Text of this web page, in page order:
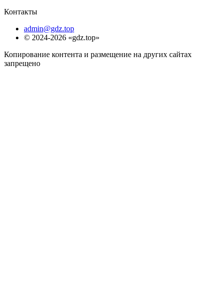
Контакты
admin@gdz.top
© 2024-2026 «gdz.top»
Копирование контента и размещение на других сайтах
запрещено